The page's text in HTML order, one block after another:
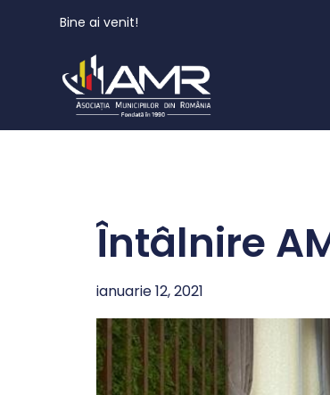
Bine ai venit!
Întâlnire
ianuarie 12, 2021